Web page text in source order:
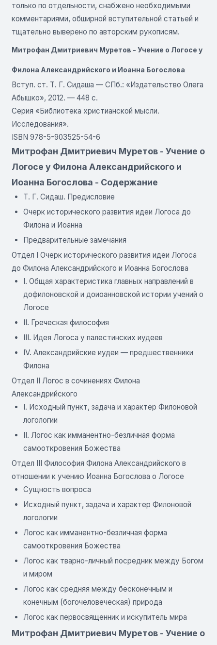
только по отдельности, снабжено необходимыми
комментариями, обширной вступительной статьей и
тщательно выверено по авторским рукописям.
Митрофан Дмитриевич Муретов - Учение о Логосе у
Филона Александрийского и Иоанна Богослова
Вступ. ст. Т. Г. Сидаша — СПб.: «Издательство Олега
Абышко», 2012. — 448 с.
Серия «Библиотека христианской мысли.
Исследования».
ISBN 978-5-903525-54-6
Митрофан Дмитриевич Муретов - Учение о
Логосе у Филона Александрийского и
Иоанна Богослова - Содержание
Т. Г. Сидаш. Предисловие
Очерк исторического развития идеи Логоса до
Филона и Иоанна
Предварительные замечания
Отдел I Очерк исторического развития идеи Логоса
до Филона Александрийского и Иоанна Богослова
I. Общая характеристика главных направлений в
дофилоновской и доиоанновской истории учений о
Логосе
II. Греческая философия
III. Идея Логоса у палестинских иудеев
IV. Александрийские иудеи — предшественники
Филона
Отдел II Логос в сочинениях Филона
Александрийского
I. Исходный пункт, задача и характер Филоновой
логологии
II. Логос как имманентно-безличная форма
самооткровения Божества
Отдел III Философия Филона Александрийского в
отношении к учению Иоанна Богослова о Логосе
Сущность вопроса
Исходный пункт, задача и характер Филоновой
логологии
Логос как имманентно-безличная форма
самооткровения Божества
Логос как тварно-личный посредник между Богом
и миром
Логос как средняя между бесконечным и
конечным (богочеловеческая) природа
Логос как первосвященник и искупитель мира
Митрофан Дмитриевич Муретов - Учение о